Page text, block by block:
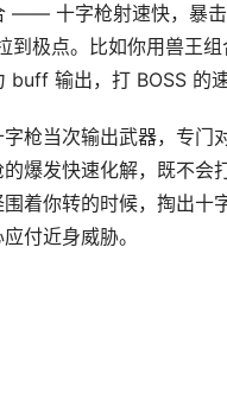
—— 十字枪射速快，暴
极点。比如你用兽王
输出，打 BOSS 的速
枪当次输出武器，专门
爆发快速化解，既不会
着你转的时候，掏出十
付近身威胁。